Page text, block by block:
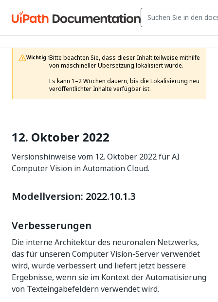
Wichtig :Bitte beachten Sie, dass dieser Inhalt teilweise mithilfe
von maschineller Übersetzung lokalisiert wurde.
Es kann 1–2 Wochen dauern, bis die Lokalisierung neu
veröffentlichter Inhalte verfügbar ist.
12. Oktober 2022
Versionshinweise vom 12. Oktober 2022 für AI
Computer Vision in Automation Cloud.
Modellversion: 2022.10.1.3
Verbesserungen
Die interne Architektur des neuronalen Netzwerks,
das für unseren Computer Vision-Server verwendet
wird, wurde verbessert und liefert jetzt bessere
Ergebnisse, wenn sie im Kontext der Automatisierung
von Texteingabefeldern verwendet wird.